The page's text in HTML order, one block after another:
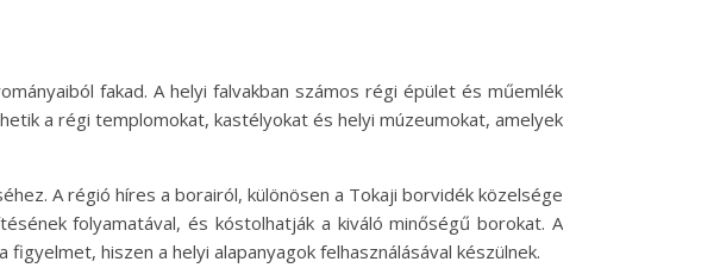
fakad. A helyi falvakban számos régi épület és műemlék
a régi templomokat, kastélyokat és helyi múzeumokat, amelyek
A régió híres a borairól, különösen a Tokaji borvidék közelsége
folyamatával, és kóstolhatják a kiváló minőségű borokat. A
hiszen a helyi alapanyagok felhasználásával készülnek.